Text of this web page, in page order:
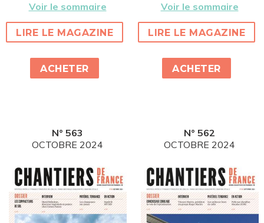
Voir le sommaire
LIRE LE MAGAZINE
ACHETER
Voir le sommaire
LIRE LE MAGAZINE
ACHETER
N° 563
OCTOBRE 2024
N° 562
OCTOBRE 2024